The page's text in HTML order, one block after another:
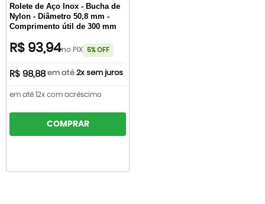
Rolete de Aço Inox - Bucha de
Nylon - Diâmetro 50,8 mm -
Comprimento útil de 300 mm
R$ 93,94no PIX 5% OFF
R$ 98,88 em até 2x sem juros
em até 12x com acréscimo
COMPRAR